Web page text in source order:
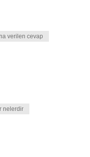
verilen cevap
nelerdir